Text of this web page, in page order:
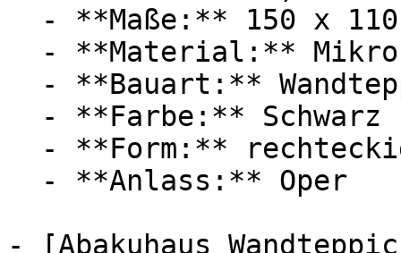
- [Abakuhaus